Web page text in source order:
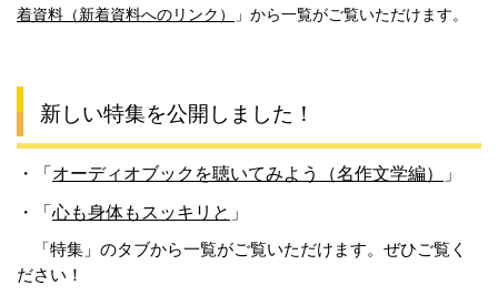
着資料（新着資料へのリンク）
」から一覧がご覧いただけます。
新しい特集を公開しました！
・「 オーディオブックを聴いてみよう（名作文学編） 」
・「 心も身体もスッキリと 」
「特集」のタブから一覧がご覧いただけます。ぜひご覧く
ださい！